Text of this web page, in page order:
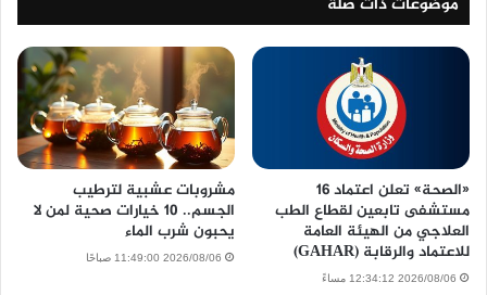
«الصحة» تعلن اعتماد 16
مستشفى تابعين لقطاع الطب
العلاجي من الهيئة العامة
للاعتماد والرقابة (GAHAR)
2026/08/06 12:34:12 مساءً
مشروبات عشبية لترطيب
الجسم.. 10 خيارات صحية لمن لا
يحبون شرب الماء
2026/08/06 11:49:00 صباحًا